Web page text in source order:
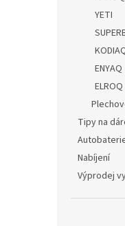
YETI
ENYAQ
ELROQ
Tipy na
Nabíjení
Výprodej